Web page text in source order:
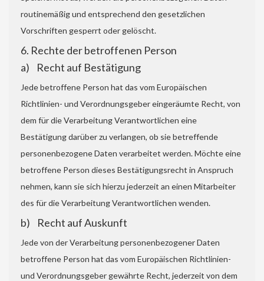
routinemäßig und entsprechend den gesetzlichen
Vorschriften gesperrt oder gelöscht.
6. Rechte der betroffenen Person
a) Recht auf Bestätigung
Jede betroffene Person hat das vom Europäischen
Richtlinien- und Verordnungsgeber eingeräumte Recht, von
dem für die Verarbeitung Verantwortlichen eine
Bestätigung darüber zu verlangen, ob sie betreffende
personenbezogene Daten verarbeitet werden. Möchte eine
betroffene Person dieses Bestätigungsrecht in Anspruch
nehmen, kann sie sich hierzu jederzeit an einen Mitarbeiter
des für die Verarbeitung Verantwortlichen wenden.
b) Recht auf Auskunft
Jede von der Verarbeitung personenbezogener Daten
betroffene Person hat das vom Europäischen Richtlinien-
und Verordnungsgeber gewährte Recht, jederzeit von dem